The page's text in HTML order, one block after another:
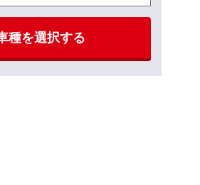
種を選択する